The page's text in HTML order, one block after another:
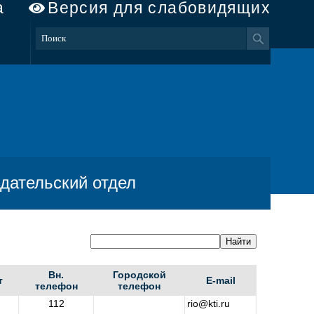
Версия для слабовидящих
отдел
Вн.
телефон
Городской
телефон
E-mail
112 rio@kti.ru